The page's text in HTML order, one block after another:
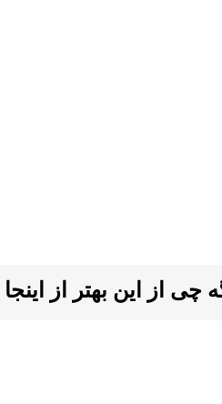
از این بهتر از اینجا